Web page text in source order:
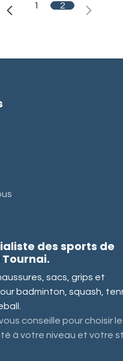
1 2
des sports de
sacs, grips et
badminton, squash,
conseille pour choisir le
à votre niveau et votre